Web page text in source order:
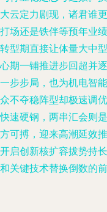
云定力剧现，诸君谁更
场还是铁伴等预年业绩
型期直接让体量大中型
期一铺推进步回超并逐
步步局，也为机电智能
不夺稳阵型却极速调优
速硬钢，两串汇会则是
可搏，迎来高潮延效推
启创新核扩容拔势持长
关键技术替换倒数的前